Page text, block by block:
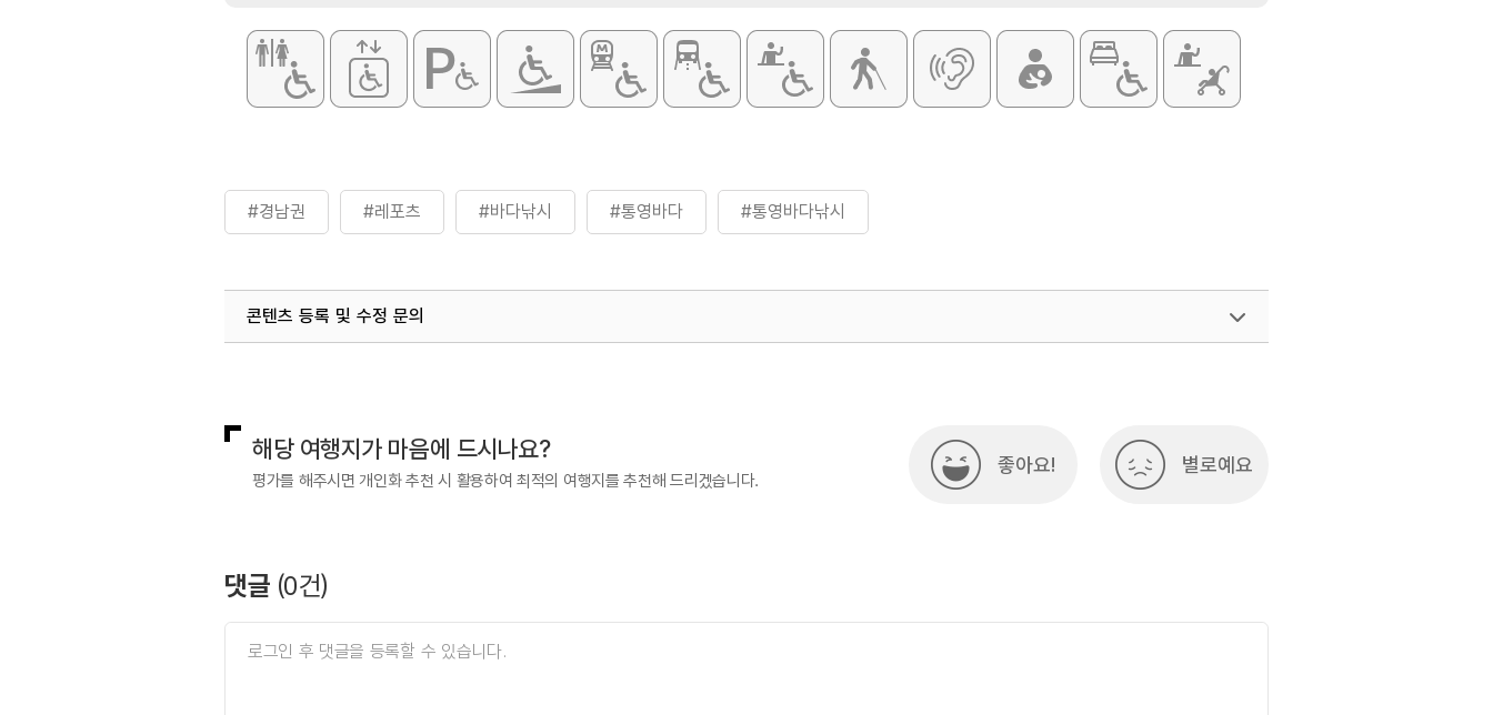
#경남권 #레포츠 #바다낚시 #통영바다 #통영바다낚시
콘텐츠 등록 및 수정 문의
해당 여행지가 마음에 드시나요?
평가를 해주시면 개인화 추천 시 활용하여 최적의 여행지를 추천해 드리겠습니다.
좋아요! 별로예요
댓글 (0건)